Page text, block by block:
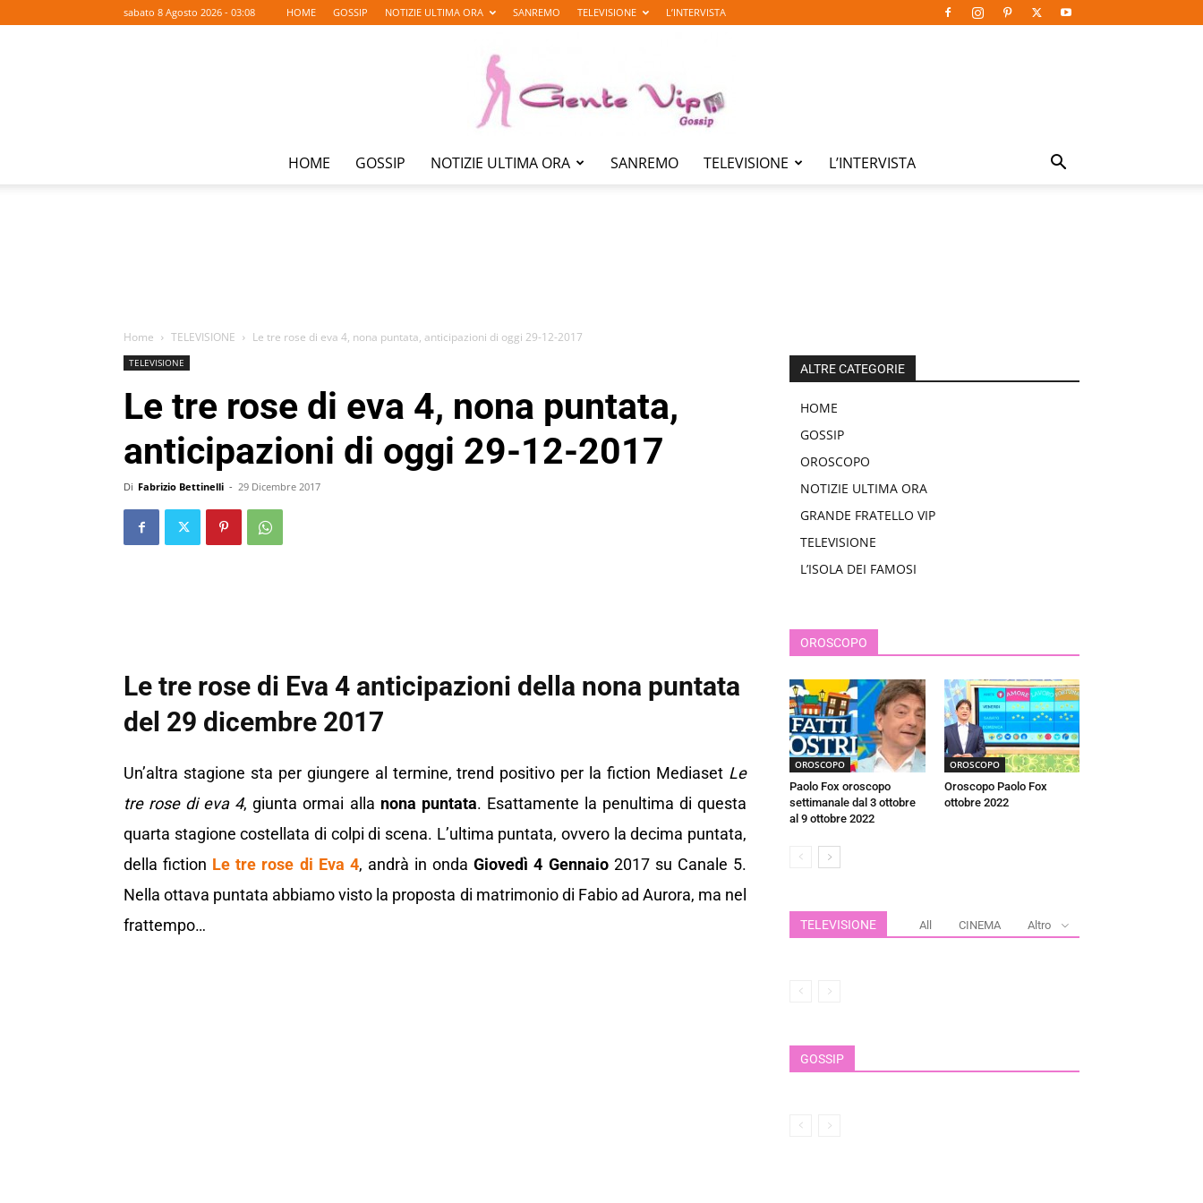
sabato 8 Agosto 2026 - 03:08 HOME GOSSIP NOTIZIE ULTIMA ORA SANREMO TELEVISIONE L’INTERVISTA
HOME GOSSIP NOTIZIE ULTIMA ORA SANREMO TELEVISIONE L’INTERVISTA
Home TELEVISIONE Le tre rose di eva 4, nona puntata, anticipazioni di oggi 29-12-2017
TELEVISIONE
Le tre rose di eva 4, nona puntata,
anticipazioni di oggi 29-12-2017
Di Fabrizio Bettinelli - 29 Dicembre 2017
Le tre rose di Eva 4 anticipazioni della nona puntata
del 29 dicembre 2017
Un’altra stagione sta per giungere al termine, trend positivo per la fiction Mediaset Le
tre rose di eva 4, giunta ormai alla nona puntata. Esattamente la penultima di questa
quarta stagione costellata di colpi di scena. L’ultima puntata, ovvero la decima puntata,
della fiction Le tre rose di Eva 4, andrà in onda Giovedì 4 Gennaio2017 su Canale 5.
Nella ottava puntata abbiamo visto la proposta di matrimonio di Fabio ad Aurora, ma nel
frattempo…
ALTRE CATEGORIE
HOME
GOSSIP
OROSCOPO
NOTIZIE ULTIMA ORA
GRANDE FRATELLO VIP
TELEVISIONE
L’ISOLA DEI FAMOSI
OROSCOPO
OROSCOPO
Paolo Fox oroscopo
settimanale dal 3 ottobre
al 9 ottobre 2022
OROSCOPO
Oroscopo Paolo Fox
ottobre 2022
TELEVISIONE All CINEMA Altro
GOSSIP